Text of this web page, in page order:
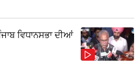
ਵਿਧਾਨਸਭਾ ਦੀਆਂ